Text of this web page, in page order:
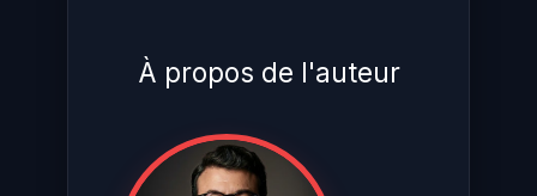
À propos de l'auteur